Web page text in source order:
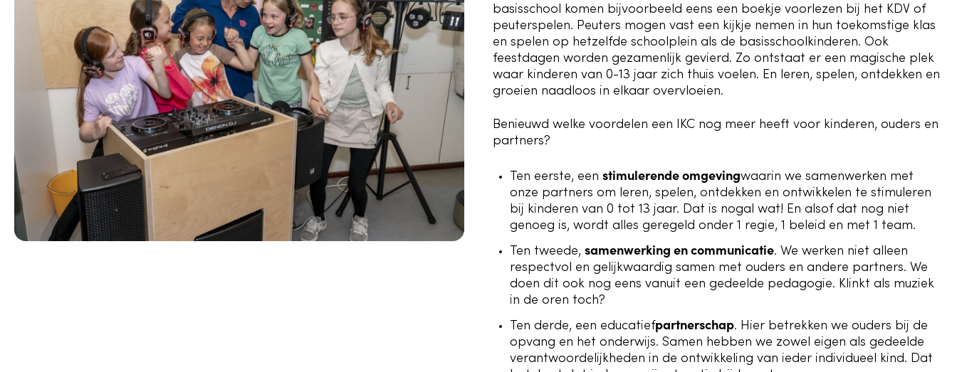
basisschool komen bijvoorbeeld eens een boekje voorlezen bij het KDV of
peuterspelen. Peuters mogen vast een kijkje nemen in hun toekomstige klas
en spelen op hetzelfde schoolplein als de basisschoolkinderen. Ook
feestdagen worden gezamenlijk gevierd. Zo ontstaat er een magische plek
waar kinderen van 0-13 jaar zich thuis voelen. En leren, spelen, ontdekken en
groeien naadloos in elkaar overvloeien.
Benieuwd welke voordelen een IKC nog meer heeft voor kinderen, ouders en
partners?
Ten eerste, een stimulerende omgevingwaarin we samenwerken met
onze partners om leren, spelen, ontdekken en ontwikkelen te stimuleren
bij kinderen van 0 tot 13 jaar. Dat is nogal wat! En alsof dat nog niet
genoeg is, wordt alles geregeld onder 1 regie, 1 beleid en met 1 team.
Ten tweede, samenwerking en communicatie. We werken niet alleen
respectvol en gelijkwaardig samen met ouders en andere partners. We
doen dit ook nog eens vanuit een gedeelde pedagogie. Klinkt als muziek
in de oren toch?
Ten derde, een educatiefpartnerschap. Hier betrekken we ouders bij de
opvang en het onderwijs. Samen hebben we zowel eigen als gedeelde
verantwoordelijkheden in de ontwikkeling van ieder individueel kind. Dat